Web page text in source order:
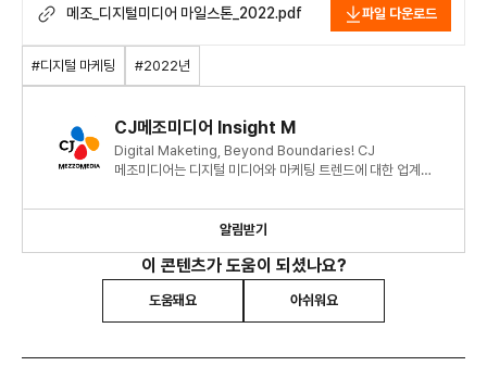
메조_디지털미디어 마일스톤_2022.pdf 파일 다운로드
#디지털 마케팅 #2022년
CJ메조미디어 Insight M
Digital Maketing, Beyond Boundaries! CJ
메조미디어는 디지털 미디어와 마케팅 트렌드에 대한 업계
알림받기
이 콘텐츠가 도움이 되셨나요?
도움돼요 아쉬워요